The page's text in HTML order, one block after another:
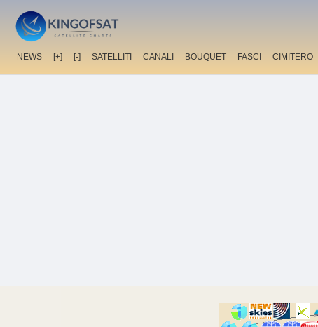
NEWS [+] [-] SATELLITI CANALI BOUQUET FASCI CIMITERO